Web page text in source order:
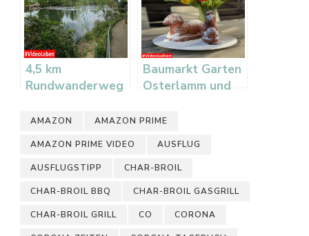
4,5 km
Rundwanderweg
Baumarkt Garten
Osterlamm und
eine rauchende
AMAZON AMAZON PRIME
AMAZON PRIME VIDEO AUSFLUG
AUSFLUGSTIPP CHAR-BROIL
CHAR-BROIL BBQ CHAR-BROIL GASGRILL
CHAR-BROIL GRILL CO CORONA